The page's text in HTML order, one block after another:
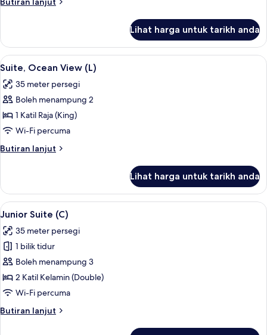
Ocean
(L)
Jetted
Tub,
Ocean
(L)
Lihat harga untuk tarikh anda
Lihat
semua
foto
untuk
Suite,
Ocean
View
(L)
Bar mini, peti besi dalam bilik,
2
Suite, Ocean View (L)
35 meter persegi
Boleh menampung 2
1 Katil Raja (King)
Wi-Fi percuma
Butiran lanjut
Butiran
Ocean
View
(L)
Lihat harga untuk tarikh anda
Lihat
semua
foto
untuk
Junior
Suite
(C)
Bar mini, peti besi dalam bilik,
2
Junior Suite (C)
35 meter persegi
1 bilik tidur
Boleh menampung 3
2 Katil Kelamin (Double)
Wi-Fi percuma
Butiran lanjut
Butiran